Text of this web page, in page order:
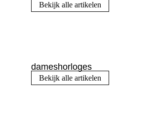
Bekijk alle artikelen
dameshorloges
Bekijk alle artikelen